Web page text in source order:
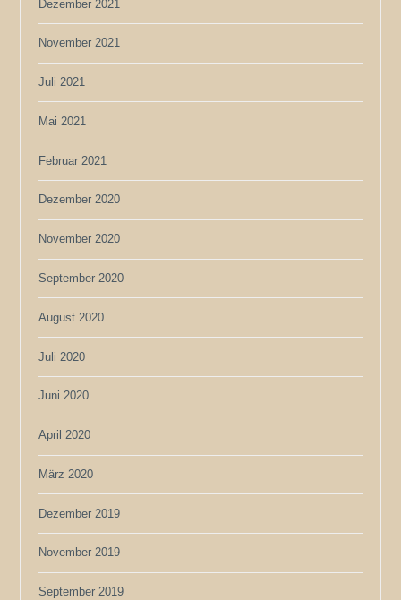
Dezember 2021
November 2021
Juli 2021
Mai 2021
Februar 2021
Dezember 2020
November 2020
September 2020
August 2020
Juli 2020
Juni 2020
April 2020
März 2020
Dezember 2019
November 2019
September 2019